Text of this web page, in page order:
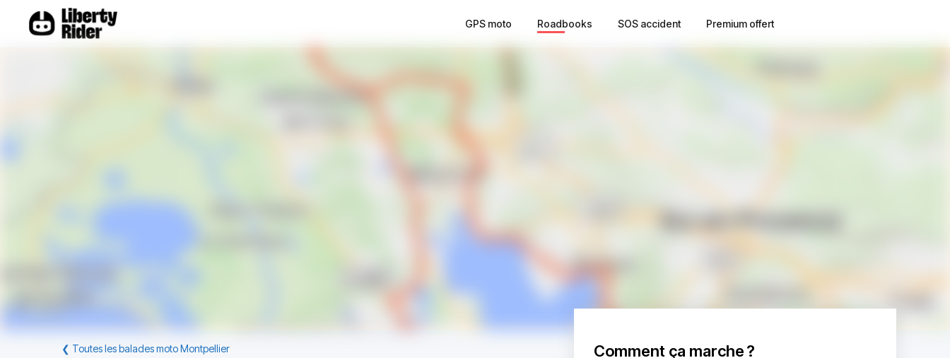
GPS moto Roadbooks SOS accident Premium offert
❮ Toutes les balades moto Montpellier Comment ça marche ?